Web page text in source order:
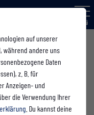
auf unserer
während andere uns
Daten
z. B. für
Anzeigen- und
die Verwendung Ihrer
. Du kannst deine
Menü